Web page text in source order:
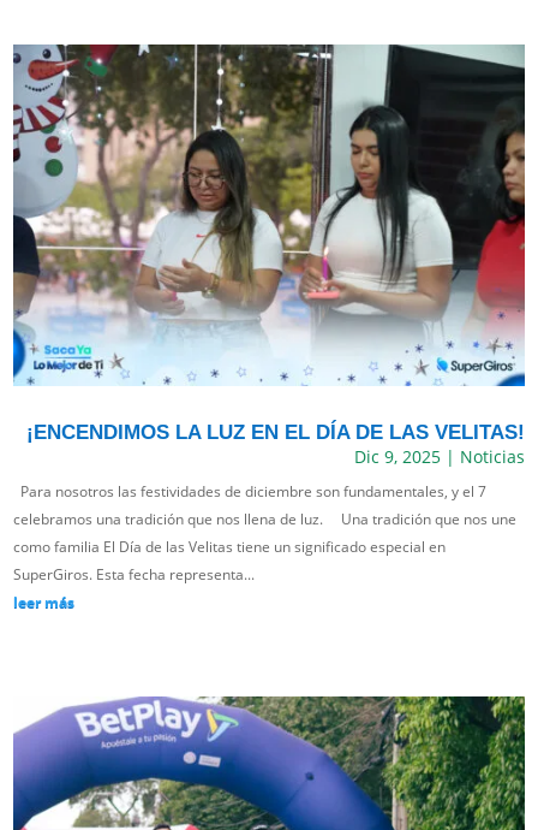
¡ENCENDIMOS LA LUZ EN EL DÍA DE LAS VELITAS!
Dic 9, 2025| Noticias
Para nosotros las festividades de diciembre son fundamentales, y el 7
celebramos una tradición que nos llena de luz. Una tradición que nos une
como familia El Día de las Velitas tiene un significado especial en
SuperGiros. Esta fecha representa...
leer más